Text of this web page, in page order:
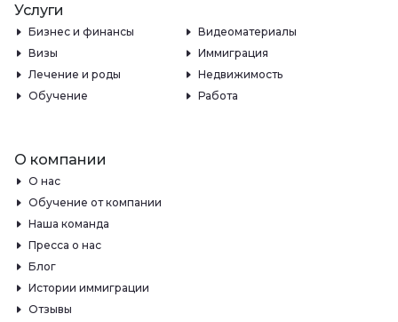
Услуги
Бизнес и финансы
Видеоматериалы
Визы
Иммиграция
Лечение и роды
Недвижимость
Обучение
Работа
О компании
О нас
Обучение от компании
Наша команда
Пресса о нас
Блог
Истории иммиграции
Отзывы